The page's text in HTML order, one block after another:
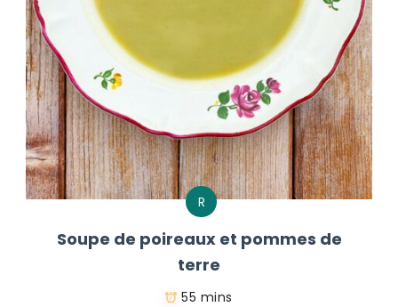
R
Soupe de poireaux et pommes de
terre
55 mins